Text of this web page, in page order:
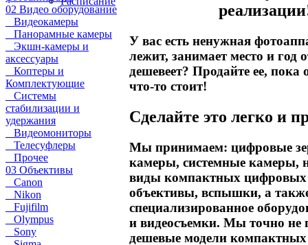
02 Видео оборудование
Видеокамеры
Панорамные камеры
Экшн-камеры и
аксессуары
Коптеры и
Комплектующие
Системы
стабилизации и
удержания
Видеомониторы
Телесуфлеры
Прочее
03 Объективы
Canon
Nikon
Fujifilm
Olympus
Sony
У вас есть ненужная
лежит, занимает место и год
дешевеет? Продайте ее, пока
что-то стоит!
Сделайте это легко и
Мы принимаем: цифровые
камеры, системные камеры,
виды компактных цифровых
объективы, вспышки, а
специализированное
и видеосъемки. Мы точно не
дешевые модели